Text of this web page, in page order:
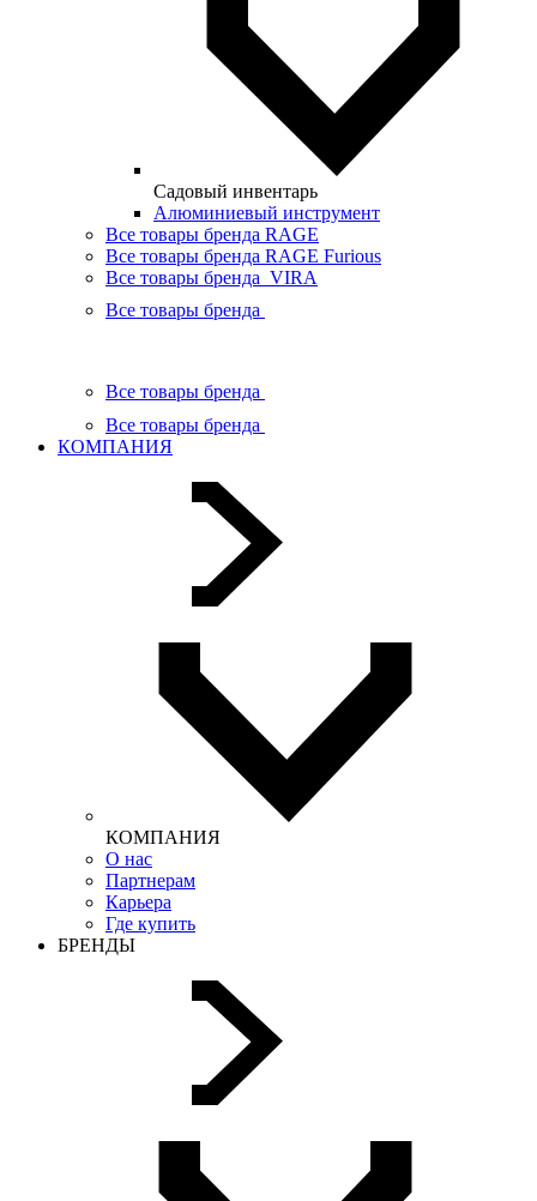
Садовый инвентарь
Алюминиевый инструмент
Все товары бренда RAGE
Все товары бренда RAGE Furious
Все товары бренда VIRA
Все товары бренда
Все товары бренда
Все товары бренда
КОМПАНИЯ
КОМПАНИЯ
О нас
Партнерам
Карьера
Где купить
БРЕНДЫ